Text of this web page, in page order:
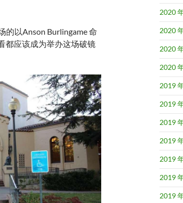
的以Anson Burlingame 命
都应该成为举办这场破镜
2020
2020
2020
2020
2019
2019
2019
2019
2019
2019
2019